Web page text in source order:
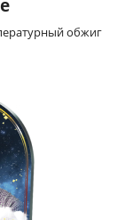
обжиг